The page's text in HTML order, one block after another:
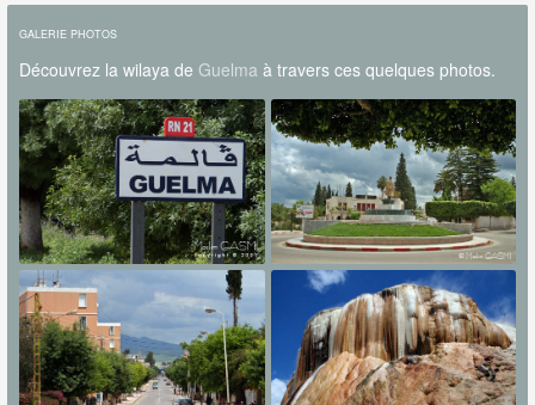
GALERIE PHOTOS
Découvrez la wilaya de Guelmaà travers ces quelques photos.